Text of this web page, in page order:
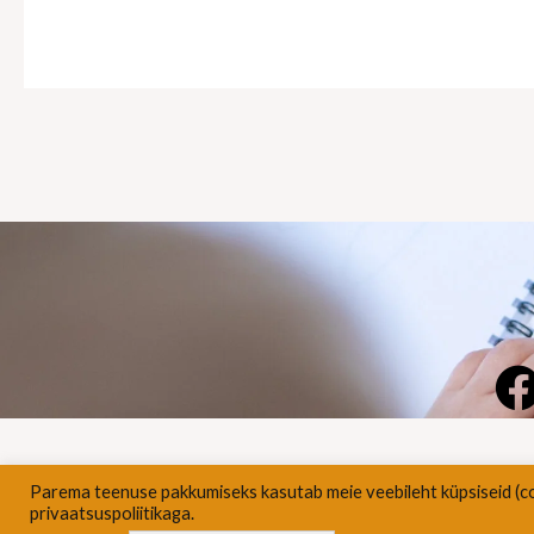
Parema teenuse pakkumiseks kasutab meie veebileht küpsiseid
privaatsuspoliitikaga.